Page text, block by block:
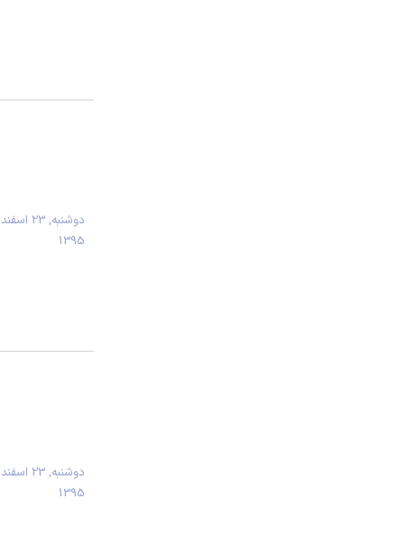
دوشنبه, 23 اسفند
1395
دوشنبه, 23 اسفند
1395